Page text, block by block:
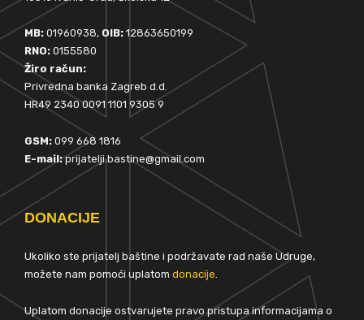
MB: 01960938, OIB: 12863650199
RNO: 0155580
Žiro račun:
Privredna banka Zagreb d.d.
HR49 2340 0091 1101 9305 9
GSM: 099 668 1816
E-mail:prijatelji.bastine@gmail.com
DONACIJE
Ukoliko ste prijatelj baštine i podržavate rad naše Udruge,
možete nam pomoći uplatom donacije.
Uplatom donacije ostvarujete pravo pristupa informacijama o